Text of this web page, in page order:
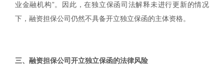
业金融机构”。因此，在独立保函司法解释未进行更新的情况
下，融资担保公司仍然不具备开立独立保函的主体资格。
三、融资担保公司开立独立保函的法律风险